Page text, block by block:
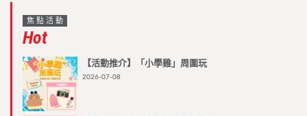
焦點活動
Hot
【活動推介】「小學雞」周圍玩
2026-07-08